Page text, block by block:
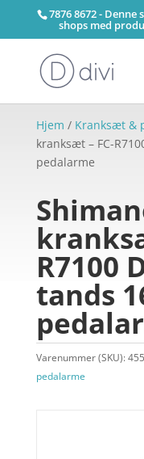
7876 8672 -
shops med
Hjem / Kranksæt &
kranksæt – FC-
pedalarme
R7100
tands
Varenummer (SKU):
pedalarme